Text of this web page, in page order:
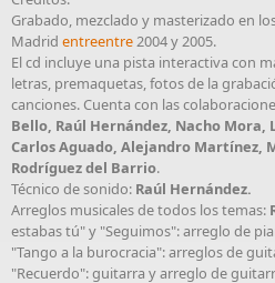
Grabado, mezclado y masterizado en
Madrid entreentre2004 y 2005.
El cd incluye una pista interactiva con
letras, premaquetas, fotos de la
canciones. Cuenta con las
Bello, Raúl Hernández, Nacho Mora,
Carlos Aguado, Alejandro Martínez,
Rodríguez del Barrio.
Técnico de sonido: Raúl Hernández.
Arreglos musicales de todos los temas:
estabas tú" y "Seguimos": arreglo de
"Tango a la burocracia": arreglos de
"Recuerdo": guitarra y arreglo de